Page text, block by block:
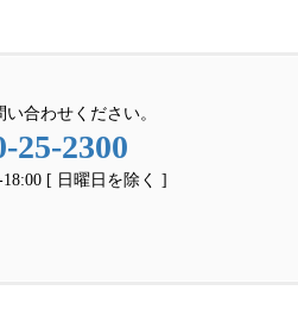
合わせください。
25-2300
[ 日曜日を除く ]